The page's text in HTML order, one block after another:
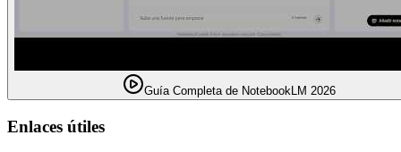
Guía Completa de NotebookLM 2026
Enlaces útiles